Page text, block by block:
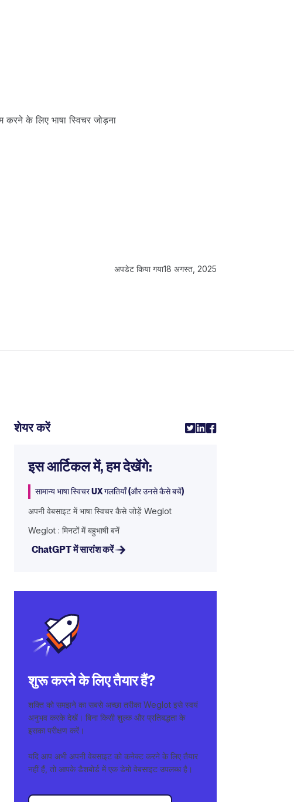
अपडेट किया गया18 अगस्त, 2025
शेयर करें
इस आर्टिकल में, हम देखेंगे:
सामान्य भाषा स्विचर UX गलतियाँ (और उनसे कैसे बचें)
अपनी वेबसाइट में भाषा स्विचर कैसे जोड़ें Weglot
Weglot : मिनटों में बहुभाषी बनें
ChatGPT में सारांश करें
शुरू करने के लिए तैयार हैं?
शक्ति को समझने का सबसे अच्छा तरीका Weglot इसे स्वयं
अनुभव करके देखें। बिना किसी शुल्क और प्रतिबद्धता के
इसका परीक्षण करें।
यदि आप अभी अपनी वेबसाइट को कनेक्ट करने के लिए तैयार
नहीं हैं, तो आपके डैशबोर्ड में एक डेमो वेबसाइट उपलब्ध है।